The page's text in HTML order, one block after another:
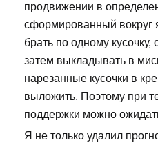
продвижении в
сформированный вокруг
брать по одному кусочку,
затем выкладывать в
нарезанные кусочки в
выложить. Поэтому при
поддержки можно
Я не только удалил